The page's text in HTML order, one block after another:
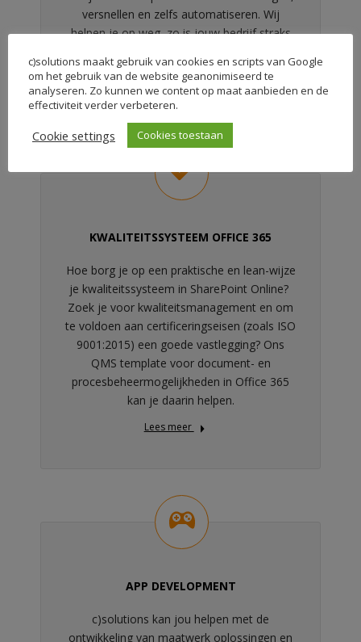
versnellen en zelfs automatiseren. Wij
helpen je op weg, zo is jouw bedrijf straks
Lees meer
KWALITEITSSYSTEEM OFFICE 365
Hoe borg je op een praktische en lean-wijze
je kwaliteitssysteem in SharePoint Online?
Zoek je voor kwaliteitsmanagement en om
te voldoen aan certificeringseisen (zoals ISO
9001:2015) een goede vastlegging? Ons
QMS template voor document- en
procesbeheermogelijkheden in Office 365
kan je daarin helpen.
Lees meer
APP DEVELOPMENT
c)solutions kan jou helpen met de
ontwikkeling van maatwerk oplossingen en
c)solutions maakt gebruik van cookies en scripts van Google
om het gebruik van de website geanonimiseerd te
analyseren. Zo kunnen we content op maat aanbieden en de
effectiviteit verder verbeteren.
Cookie settings Cookies toestaan